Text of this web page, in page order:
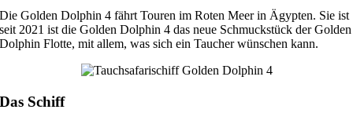
Die Golden Dolphin 4 fährt Touren im Roten Meer in Ägypten. Sie ist
seit 2021 ist die Golden Dolphin 4 das neue Schmuckstück der Golden
Dolphin Flotte, mit allem, was sich ein Taucher wünschen kann.
Das Schiff